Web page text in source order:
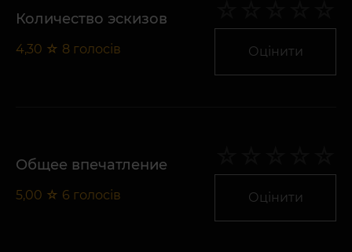
Количество эскизов
4,30 ☆ 8 голосів Оцінити
Общее впечатление
5,00 ☆ 6 голосів Оцінити